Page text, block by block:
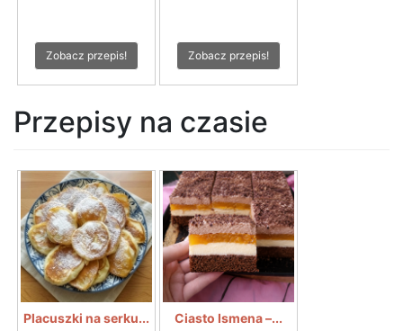
Zobacz przepis! Zobacz przepis!
Przepisy na czasie
Placuszki na serku... Ciasto Ismena –...